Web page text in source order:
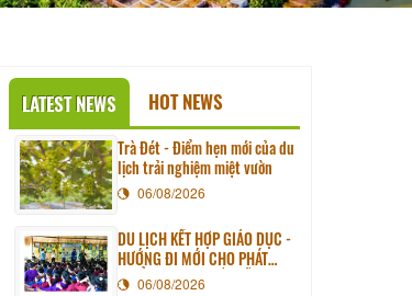
LATEST NEWS HOT NEWS
Trà Đét - Điểm hẹn mới của du
lịch trải nghiệm miệt vườn
06/08/2026
DU LỊCH KẾT HỢP GIÁO DỤC -
HƯỚNG ĐI MỚI CHO PHÁT
TRIỂN DU LỊCH BỀN VỮNG
06/08/2026